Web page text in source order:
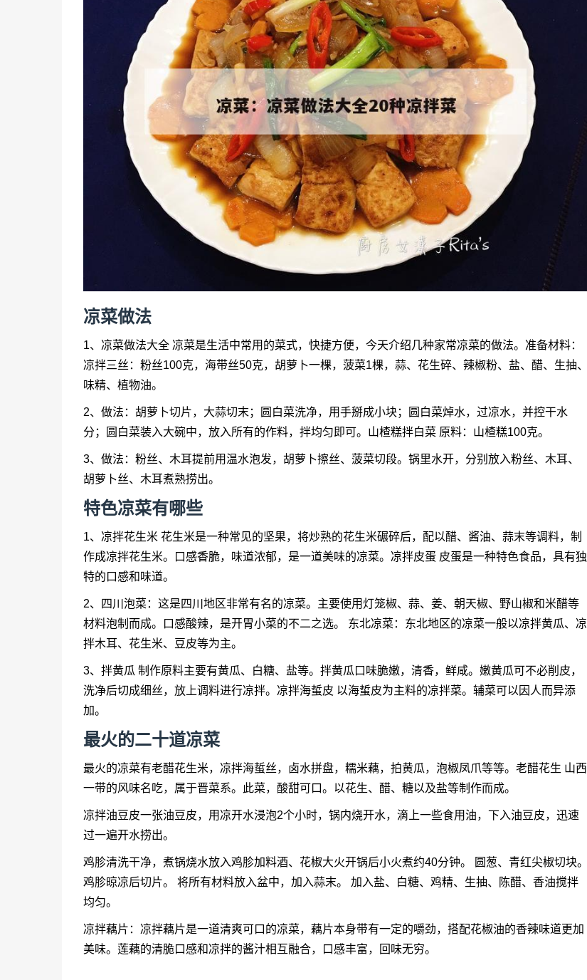
凉菜做法
1、 凉菜做法大全 凉菜是生活中常用的菜式，快捷方便，今天介绍几种家常凉菜的做法。准备材料：
凉拌三丝：粉丝100克，海带丝50克，胡萝卜一棵，菠菜1棵，蒜、花生碎、辣椒粉、盐、醋、生抽、
味精、植物油。
2、做法：胡萝卜切片，大蒜切末；圆白菜洗净，用手掰成小块；圆白菜焯水，过凉水，并控干水
分；圆白菜装入大碗中，放入所有的作料，拌均匀即可。山楂糕拌白菜 原料：山楂糕100克。
3、做法：粉丝、木耳提前用温水泡发，胡萝卜擦丝、菠菜切段。锅里水开，分别放入粉丝、木耳、
胡萝卜丝、木耳煮熟捞出。
特色凉菜有哪些
1、凉拌花生米 花生米是一种常见的坚果，将炒熟的花生米碾碎后，配以醋、酱油、蒜末等调料，制
作成凉拌花生米。口感香脆，味道浓郁，是一道美味的凉菜。凉拌皮蛋 皮蛋是一种特色食品，具有独
特的口感和味道。
2、四川泡菜：这是四川地区非常有名的凉菜。主要使用灯笼椒、蒜、姜、朝天椒、野山椒和米醋等
材料泡制而成。口感酸辣，是开胃小菜的不二之选。 东北凉菜：东北地区的凉菜一般以凉拌黄瓜、凉
拌木耳、花生米、豆皮等为主。
3、拌黄瓜 制作原料主要有黄瓜、白糖、盐等。拌黄瓜口味脆嫩，清香，鲜咸。嫩黄瓜可不必削皮，
洗净后切成细丝，放上调料进行凉拌。凉拌海蜇皮 以海蜇皮为主料的凉拌菜。辅菜可以因人而异添
加。
最火的二十道凉菜
最火的凉菜有老醋花生米，凉拌海蜇丝，卤水拼盘，糯米藕，拍黄瓜，泡椒凤爪等等。老醋花生 山西
一带的风味名吃，属于晋菜系。此菜，酸甜可口。以花生、醋、糖以及盐等制作而成。
凉拌油豆皮一张油豆皮，用凉开水浸泡2个小时，锅内烧开水，滴上一些食用油，下入油豆皮，迅速
过一遍开水捞出。
鸡胗清洗干净，煮锅烧水放入鸡胗加料酒、花椒大火开锅后小火煮约40分钟。 圆葱、青红尖椒切块。
鸡胗晾凉后切片。 将所有材料放入盆中，加入蒜末。 加入盐、白糖、鸡精、生抽、陈醋、香油搅拌
均匀。
凉拌藕片：凉拌藕片是一道清爽可口的凉菜，藕片本身带有一定的嚼劲，搭配花椒油的香辣味道更加
美味。莲藕的清脆口感和凉拌的酱汁相互融合，口感丰富，回味无穷。